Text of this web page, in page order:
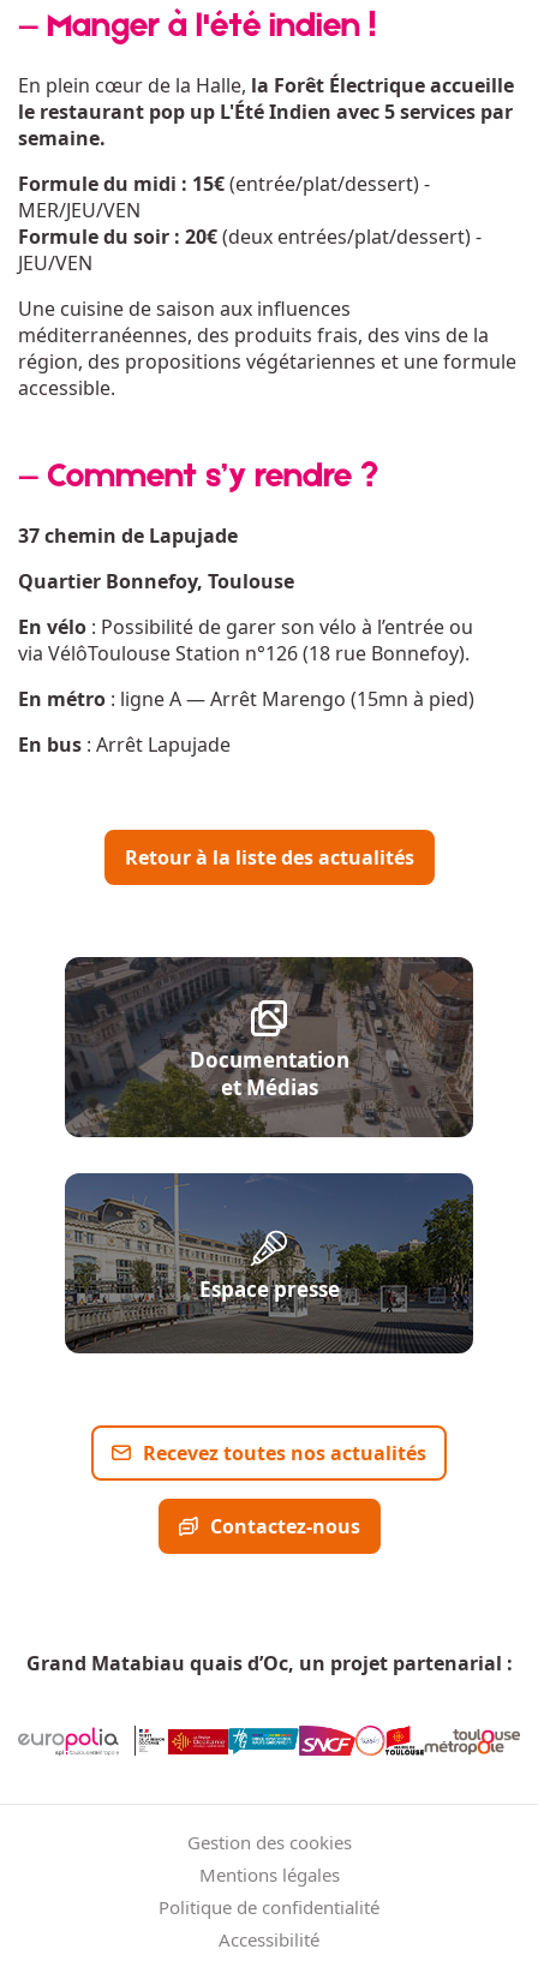
— Manger à l'été indien !
En plein cœur de la Halle, la Forêt Électrique accueille
le restaurant pop up L'Été Indien avec 5 services par
semaine.
Formule du midi : 15€(entrée/plat/dessert) -
MER/JEU/VEN
Formule du soir : 20€(deux entrées/plat/dessert) -
JEU/VEN
Une cuisine de saison aux influences
méditerranéennes, des produits frais, des vins de la
région, des propositions végétariennes et une formule
accessible.
— Comment s’y rendre ?
37 chemin de Lapujade
Quartier Bonnefoy, Toulouse
En vélo : Possibilité de garer son vélo à l’entrée ou
via VélôToulouse Station n°126 (18 rue Bonnefoy).
En métro : ligne A — Arrêt Marengo (15mn à pied)
En bus : Arrêt Lapujade
Retour à la liste des actualités
Documentation
et Médias
Espace presse
Recevez toutes nos actualités
Contactez-nous
Grand Matabiau quais d’Oc, un projet partenarial :
Gestion des cookies
Mentions légales
Politique de confidentialité
Accessibilité